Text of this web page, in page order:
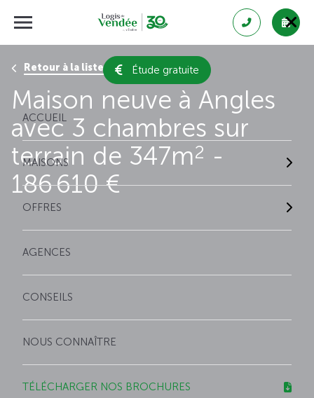
Étude gratuite
ACCUEIL
MAISONS
OFFRES
AGENCES
CONSEILS
NOUS CONNAÎTRE
TÉLÉCHARGER NOS BROCHURES
Retour à la liste des résultats
Maison neuve à Angles
avec 3 chambres sur
terrain de 347m2 -
186 610 €